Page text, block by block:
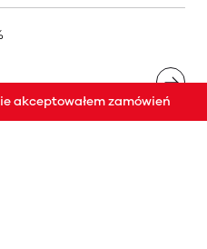
akceptowałem zamówień